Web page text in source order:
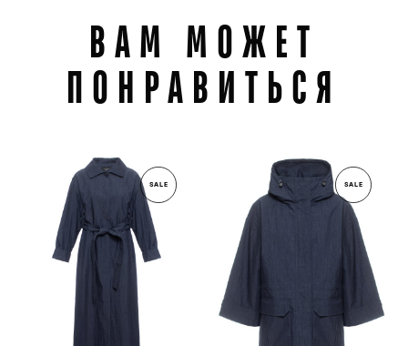
ВАМ МОЖЕТ
ПОНРАВИТЬСЯ
SALE SALE